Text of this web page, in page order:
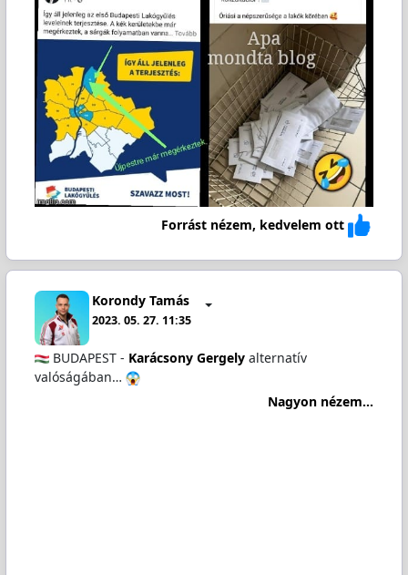
Forrást nézem, kedvelem ott
Korondy Tamás
2023. 05. 27. 11:35
BUDAPEST - Karácsony Gergelyalternatív
valóságában…
Nagyon nézem...